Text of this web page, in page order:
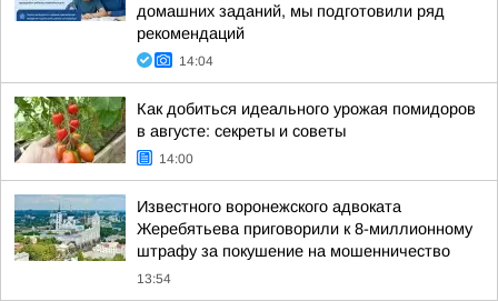
домашних заданий, мы подготовили ряд
рекомендаций
14:04
Как добиться идеального урожая помидоров
в августе: секреты и советы
14:00
Известного воронежского адвоката
Жеребятьева приговорили к 8-миллионному
штрафу за покушение на мошенничество
13:54